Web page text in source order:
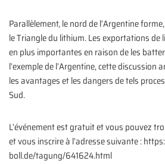
Parallèlement, le nord de l’Argentine
le Triangle du lithium. Les exportations de
en plus importantes en raison de les
l’exemple de l’Argentine, cette discussion
les avantages et les dangers de tels
Sud.
L’événement est gratuit et vous pouvez
et vous inscrire à l’adresse suivante :
boll.de/tagung/641624.html